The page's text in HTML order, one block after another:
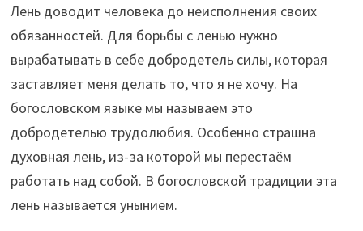
Лень доводит человека до неисполнения своих
обязанностей. Для борьбы с ленью нужно
вырабатывать в себе добродетель силы, которая
заставляет меня делать то, что я не хочу. На
богословском языке мы называем это
добродетелью трудолюбия. Особенно страшна
духовная лень, из-за которой мы перестаём
работать над собой. В богословской традиции эта
лень называется унынием.